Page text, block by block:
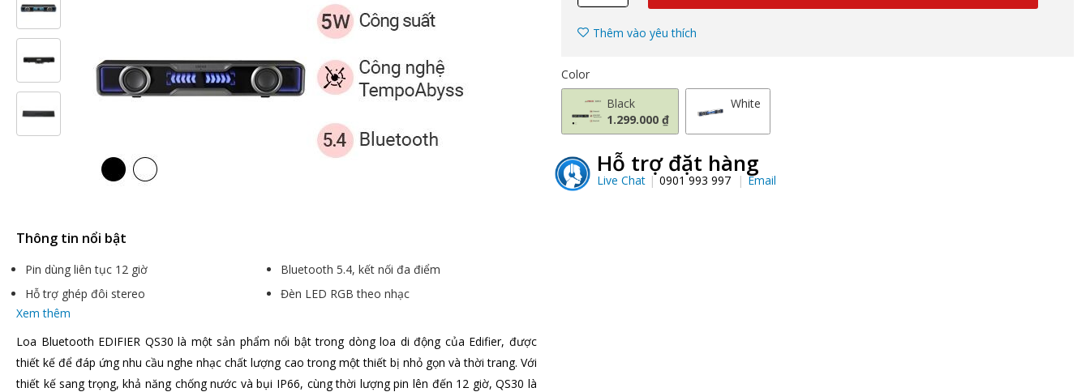
Thông tin nổi bật
Pin dùng liên tục 12 giờ
Bluetooth 5.4, kết nối đa điểm
Hỗ trợ ghép đôi stereo
Đèn LED RGB theo nhạc
Xem thêm
Loa Bluetooth EDIFIER QS30 là một sản phẩm nổi bật trong dòng loa di động của Edifier, được
thiết kế để đáp ứng nhu cầu nghe nhạc chất lượng cao trong một thiết bị nhỏ gọn và thời trang. Với
thiết kế sang trọng, khả năng chống nước và bụi IP66, cùng thời lượng pin lên đến 12 giờ, QS30 là
Thêm vào yêu thích
Color
Black
1.299.000 ₫
White
Hỗ trợ đặt hàng
Live Chat 0901 993 997 Email